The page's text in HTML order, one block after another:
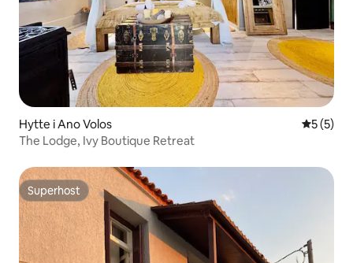
Hytte i Ano Volos 5 ud af 5
5 (5)
The Lodge, Ivy Boutique Retreat
Superhost
Superhost